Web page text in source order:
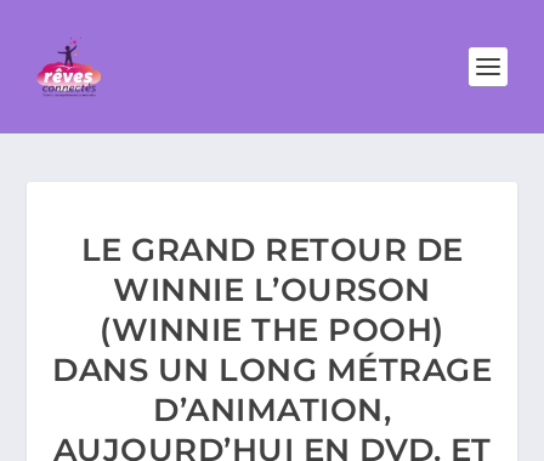
LE GRAND RETOUR DE
WINNIE L’OURSON
(WINNIE THE POOH)
DANS UN LONG MÉTRAGE
D’ANIMATION,
AUJOURD’HUI EN DVD. ET